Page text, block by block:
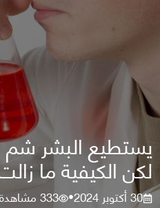
يستطيع البشر
لكن الكيفية ما
30 أكتوبر 2024 •
333مشاهدة